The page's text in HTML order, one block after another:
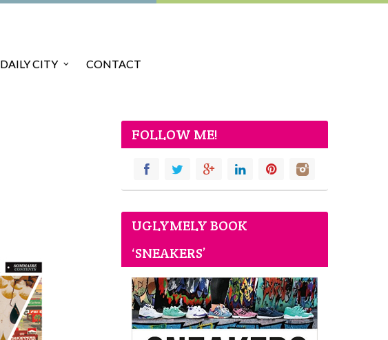
DAILY CITY CONTACT
FOLLOW ME!
UGLYMELY BOOK
‘SNEAKERS’